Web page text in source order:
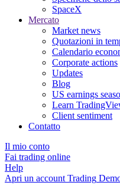
SpaceX
Mercato
Market news
Quotazioni in
Calendario
Corporate actions
Updates
Blog
US earnings
Learn
Client sentiment
Contatto
Il mio conto
Fai trading online
Help
Apri un account Trading